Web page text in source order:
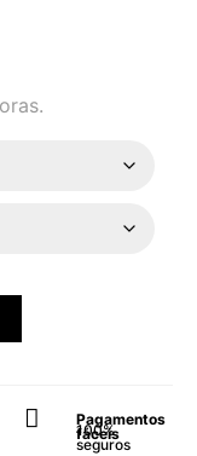
Pagamentos
fáceis
100%
seguros